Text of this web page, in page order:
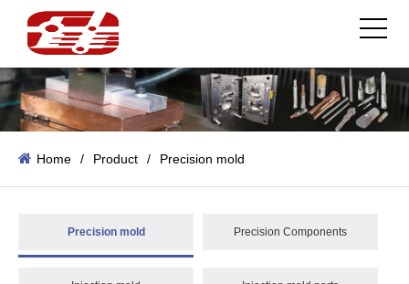
Home / Product / Precision mold
Precision mold Precision Components